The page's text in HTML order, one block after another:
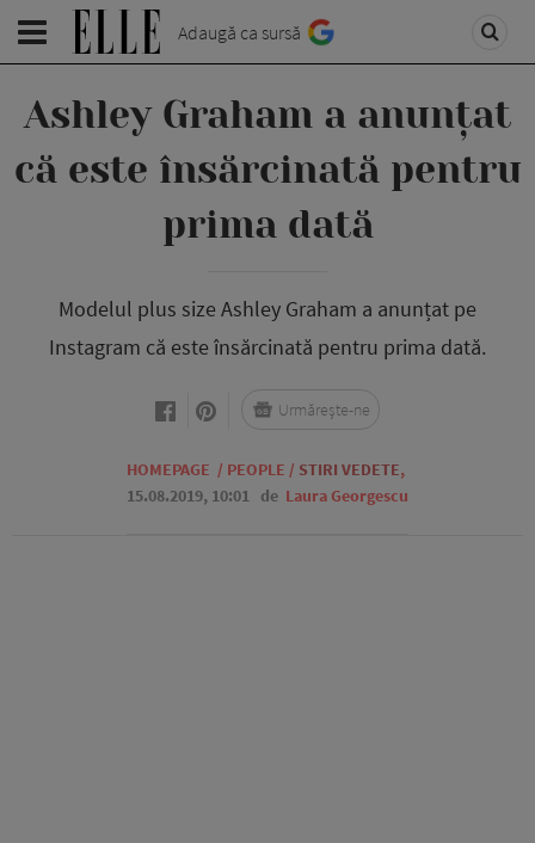
Adaugă ca sursă
Ashley Graham a anunțat
că este însărcinată pentru
prima dată
Modelul plus size Ashley Graham a anunțat pe
Instagram că este însărcinată pentru prima dată.
HOMEPAGE / PEOPLE / STIRI VEDETE,
15.08.2019, 10:01 de Laura Georgescu
Urmărește-ne